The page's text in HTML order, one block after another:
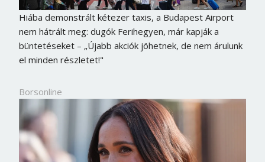
Hiába demonstrált kétezer taxis, a Budapest Airport
nem hátrált meg: dugók Ferihegyen, már kapják a
büntetéseket – „Újabb akciók jöhetnek, de nem árulunk
el minden részletet!"
Borsonline